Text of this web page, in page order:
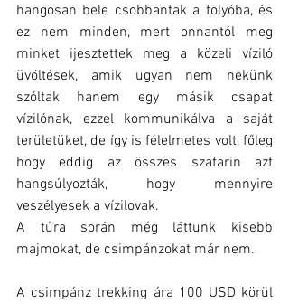
hangosan bele csobbantak a folyóba, és
ez nem minden, mert onnantól meg
minket ijesztettek meg a közeli víziló
üvöltések, amik ugyan nem nekünk
szóltak hanem egy másik csapat
vízilónak, ezzel kommunikálva a saját
területüket, de így is félelmetes volt, főleg
hogy eddig az összes szafarin azt
hangsúlyozták, hogy mennyire
veszélyesek a vízilovak.
A túra során még láttunk kisebb
majmokat, de csimpánzokat már nem.
A csimpánz trekking ára 100 USD körül